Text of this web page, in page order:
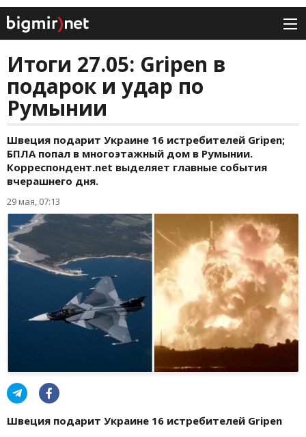
Итоги 27.05: Gripen в
подарок и удар по
Румынии
Швеция подарит Украине 16 истребителей Gripen;
БПЛА попал в многоэтажный дом в Румынии.
Корреспондент.net выделяет главные события
вчерашнего дня.
29 мая, 07:13
Швеция подарит Украине 16 истребителей Gripen